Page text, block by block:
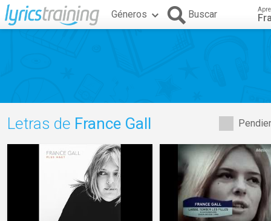
Géneros Buscar
Letras de France Gall